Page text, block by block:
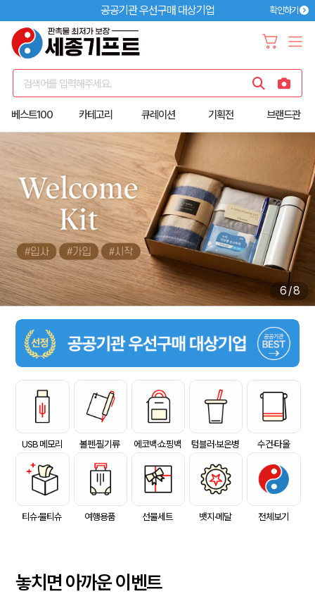
공공기관 우선구매 대상기업 확인하기
검색어를 입력해주세요.
베스트100 카테고리 큐레이션 기획전 브랜드관
6/8
USB 메모리 볼펜·필기류 에코백·쇼핑백 텀블러·보온병 수건·타올
티슈·물티슈 여행용품 선물세트 뱃지·메달 전체보기
놓치면 아까운 이벤트